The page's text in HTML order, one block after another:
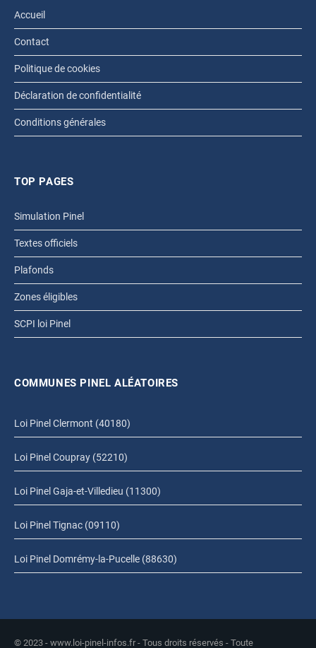
Accueil
Contact
Politique de cookies
Déclaration de confidentialité
Conditions générales
TOP PAGES
Simulation Pinel
Textes officiels
Plafonds
Zones éligibles
SCPI loi Pinel
COMMUNES PINEL ALÉATOIRES
Loi Pinel Clermont (40180)
Loi Pinel Coupray (52210)
Loi Pinel Gaja-et-Villedieu (11300)
Loi Pinel Tignac (09110)
Loi Pinel Domrémy-la-Pucelle (88630)
© 2023 - www.loi-pinel-infos.fr - Tous droits réservés - Toute